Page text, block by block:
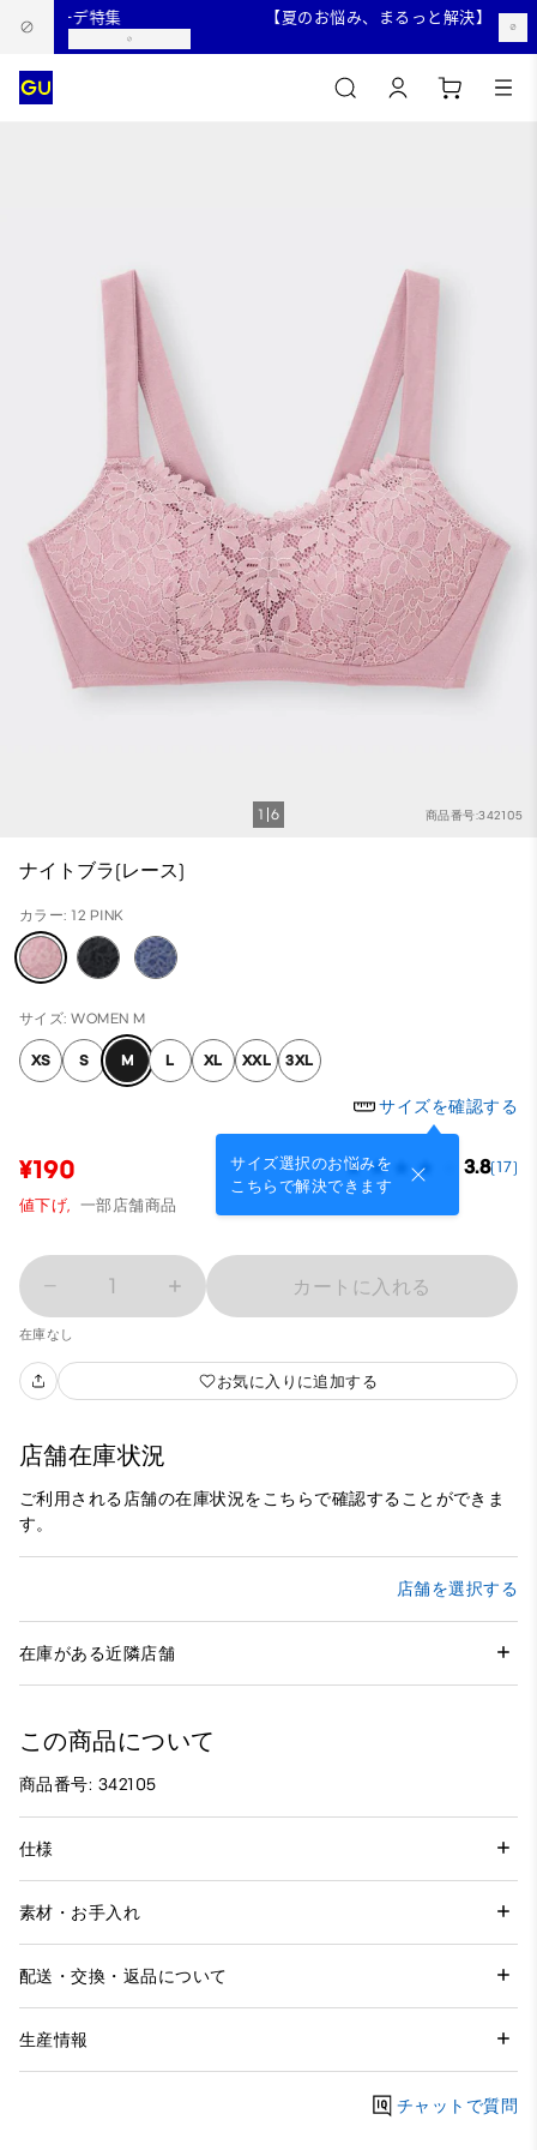
めコーデ特集 【夏のお悩み、まるっと解決】暑い
商品番号:342105
1 6
ナイトブラ(レース)
カラー: 12 PINK
サイズ: WOMEN M
XS S M L XL XXL 3XL
サイズを確認する
サイズ選択のお悩みを
こちらで解決できます
¥190 3.8(17)
値下げ, 一部店舗商品
1 カートに入れる
在庫なし
お気に入りに追加する
店舗在庫状況
ご利用される店舗の在庫状況をこちらで確認することができま
す。
店舗を選択する
在庫がある近隣店舗
この商品について
商品番号: 342105
仕様
素材・お手入れ
配送・交換・返品について
生産情報
チャットで質問